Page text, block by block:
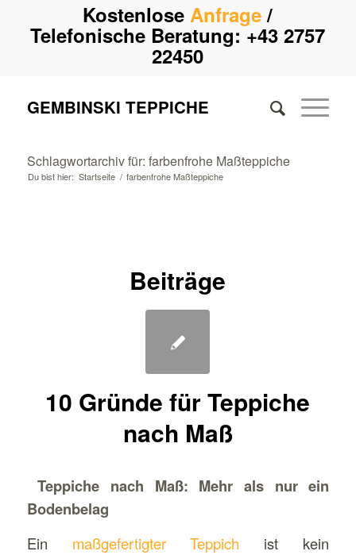
KostenloseAnfrage/
Telefonische Beratung:+43 2757
22450
GEMBINSKI TEPPICHE
Schlagwortarchiv für: farbenfrohe Maßteppiche
Du bist hier: Startseite / farbenfrohe Maßteppiche
Beiträge
10 Gründe für Teppiche
nach Maß
Teppiche nach Maß: Mehr als nur ein
Bodenbelag
Ein maßgefertigter Teppich ist kein